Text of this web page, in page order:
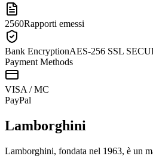
2560Rapporti emessi
Bank EncryptionAES-256 SSL
Payment Methods
VISA / MC
PayPal
Lamborghini
Lamborghini, fondata nel 1963, è un